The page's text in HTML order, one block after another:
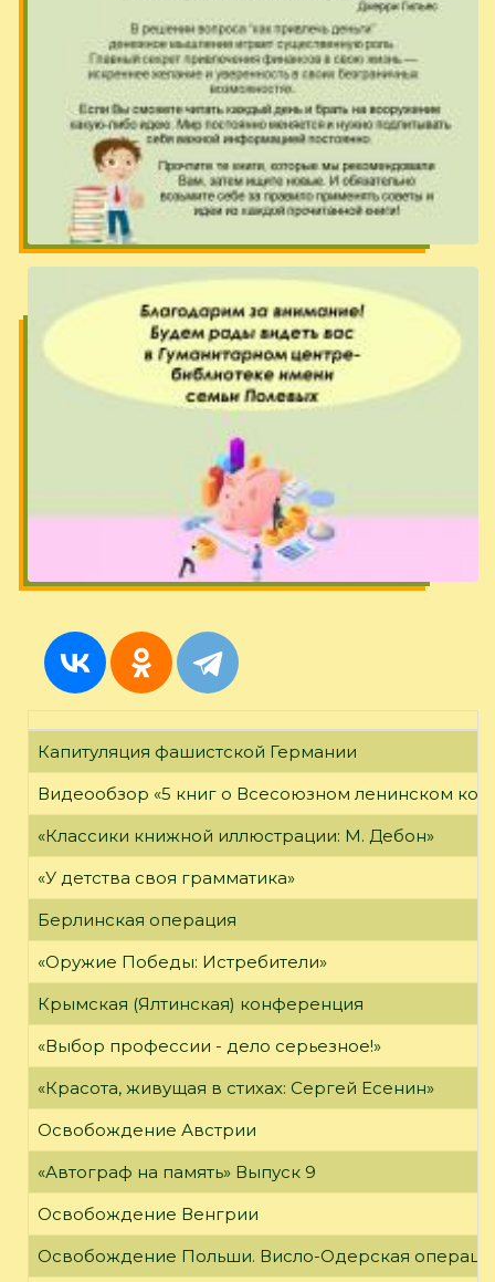
Капитуляция фашистской Германии
Видеообзор «5 книг о Всесоюзном ленинском
«Классики книжной иллюстрации: М. Дебон»
«У детства своя грамматика»
Берлинская операция
«Оружие Победы: Истребители»
Крымская (Ялтинская) конференция
«Выбор профессии - дело серьезное!»
«Красота, живущая в стихах: Сергей Есенин»
Освобождение Австрии
«Автограф на память» Выпуск 9
Освобождение Венгрии
Освобождение Польши. Висло-Одерская